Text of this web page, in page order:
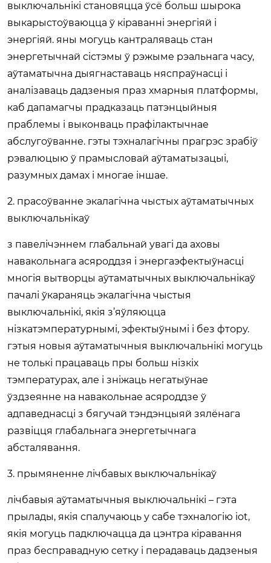
выключальнікі становяцца ўсё больш шырока
выкарыстоўваюцца ў кіраванні энергіяй і
энергіяй. яны могуць кантраляваць стан
энергетычнай сістэмы ў рэжыме рэальнага часу,
аўтаматычна дыягнаставаць няспраўнасці і
аналізаваць дадзеныя праз хмарныя платформы,
каб дапамагчы прадказаць патэнцыйныя
праблемы і выконваць прафілактычнае
абслугоўванне. гэты тэхналагічны прагрэс зрабіў
рэвалюцыю ў прамысловай аўтаматызацыі,
разумных дамах і многае іншае.
2. прасоўванне экалагічна чыстых аўтаматычных
выключальнікаў
з павелічэннем глабальнай увагі да аховы
навакольнага асяроддзя і энергаэфектыўнасці
многія вытворцы аўтаматычных выключальнікаў
пачалі ўкараняць экалагічна чыстыя
выключальнікі, якія з’яўляюцца
нізкатэмпературнымі, эфектыўнымі і без фтору.
гэтыя новыя аўтаматычныя выключальнікі могуць
не толькі працаваць пры больш нізкіх
тэмпературах, але і зніжаць негатыўнае
ўздзеянне на навакольнае асяроддзе ў
адпаведнасці з бягучай тэндэнцыяй зялёнага
развіцця глабальнага энергетычнага
абсталявання.
3. прымяненне лічбавых выключальнікаў
лічбавыя аўтаматычныя выключальнікі – гэта
прылады, якія спалучаюць у сабе тэхналогію iot,
якія могуць падключацца да цэнтра кіравання
праз бесправадную сетку і перадаваць дадзеныя